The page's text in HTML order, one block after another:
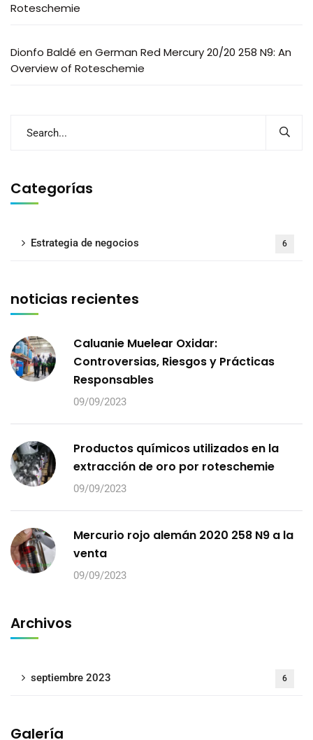
Roteschemie
Dionfo Baldé en German Red Mercury 20/20 258 N9: An
Overview of Roteschemie
Categorías
Estrategia de negocios 6
noticias recientes
Caluanie Muelear Oxidar:
Controversias, Riesgos y Prácticas
Responsables
09/09/2023
Productos químicos utilizados en la
extracción de oro por roteschemie
09/09/2023
Mercurio rojo alemán 2020 258 N9 a la
venta
09/09/2023
Archivos
septiembre 2023 6
Galería